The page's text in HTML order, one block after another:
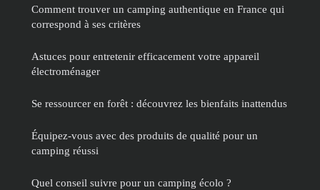
Comment trouver un camping authentique en France qui
correspond à ses critères
Astuces pour entretenir efficacement votre appareil
électroménager
Se ressourcer en forêt : découvrez les bienfaits inattendus
Équipez-vous avec des produits de qualité pour un
camping réussi
Quel conseil suivre pour un camping écolo ?